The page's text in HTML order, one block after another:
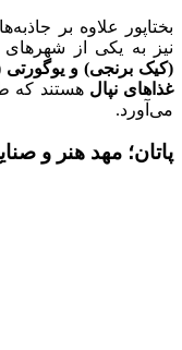
بختاپور علاوه بر
نیز به یکی از
(کیک برنجی) و
غذاهای نپال هستند که
می‌آورد.
پاتان؛ مهد هنر و